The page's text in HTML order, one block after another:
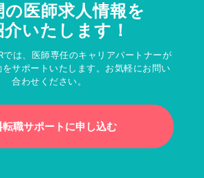
の医師求人情報を
介いたします！
では、医師専任のキャリアパートナーが
サポートいたします。お気軽にお問い
合わせください。
転職サポートに申し込む